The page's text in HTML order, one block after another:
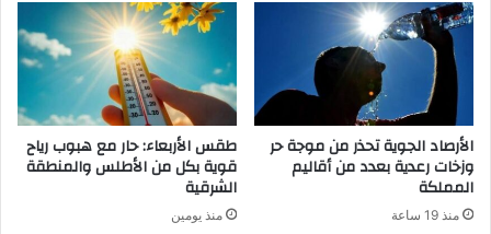
الأرصاد الجوية تحذر من موجة حر
وزخات رعدية بعدد من أقاليم
المملكة
منذ 19 ساعة
طقس الأربعاء: حار مع هبوب رياح
قوية بكل من الأطلس والمنطقة
الشرقية
منذ يومين